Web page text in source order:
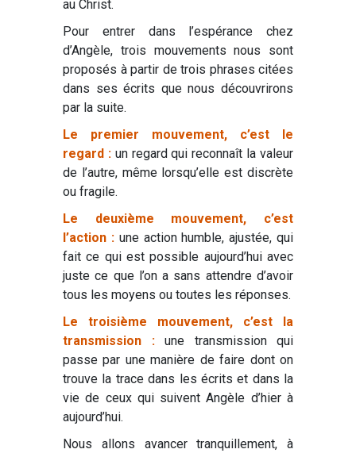
au Christ.
Pour entrer dans l’espérance chez
d’Angèle, trois mouvements nous sont
proposés à partir de trois phrases citées
dans ses écrits que nous découvrirons
par la suite.
Le premier mouvement, c’est le
regard :un regard qui reconnaît la valeur
de l’autre, même lorsqu’elle est discrète
ou fragile.
Le deuxième mouvement, c’est
l’action : une action humble, ajustée, qui
fait ce qui est possible aujourd’hui avec
juste ce que l’on a sans attendre d’avoir
tous les moyens ou toutes les réponses.
Le troisième mouvement, c’est la
transmission :une transmission qui
passe par une manière de faire dont on
trouve la trace dans les écrits et dans la
vie de ceux qui suivent Angèle d’hier à
aujourd’hui.
Nous allons avancer tranquillement, à